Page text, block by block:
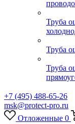
Труба
Труба
Труба
+7 (495) 488-65-26
msk@protect-pro.ru
Отложенные 0